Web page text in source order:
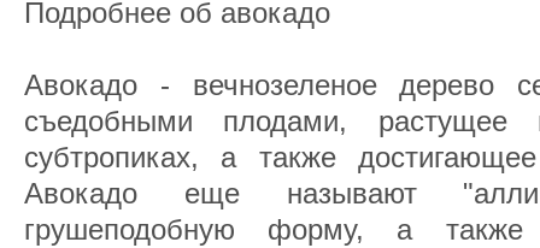
Подробнее об авокадо
Авокадо - вечнозеленое дерево
съедобными плодами,
субтропиках, а также
Авокадо еще называют
грушеподобную форму, а также